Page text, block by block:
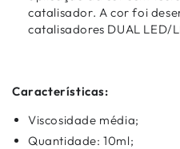
catalisador. A cor foi
catalisadores DUAL LED/
Características:
Viscosidade média;
Quantidade: 10ml;